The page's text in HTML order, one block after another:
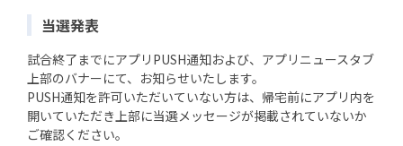
当選発表
試合終了までにアプリPUSH通知および、アプリニュースタブ
上部のバナーにて、お知らせいたします。
PUSH通知を許可いただいていない方は、帰宅前にアプリ内を
開いていただき上部に当選メッセージが掲載されていないか
ご確認ください。